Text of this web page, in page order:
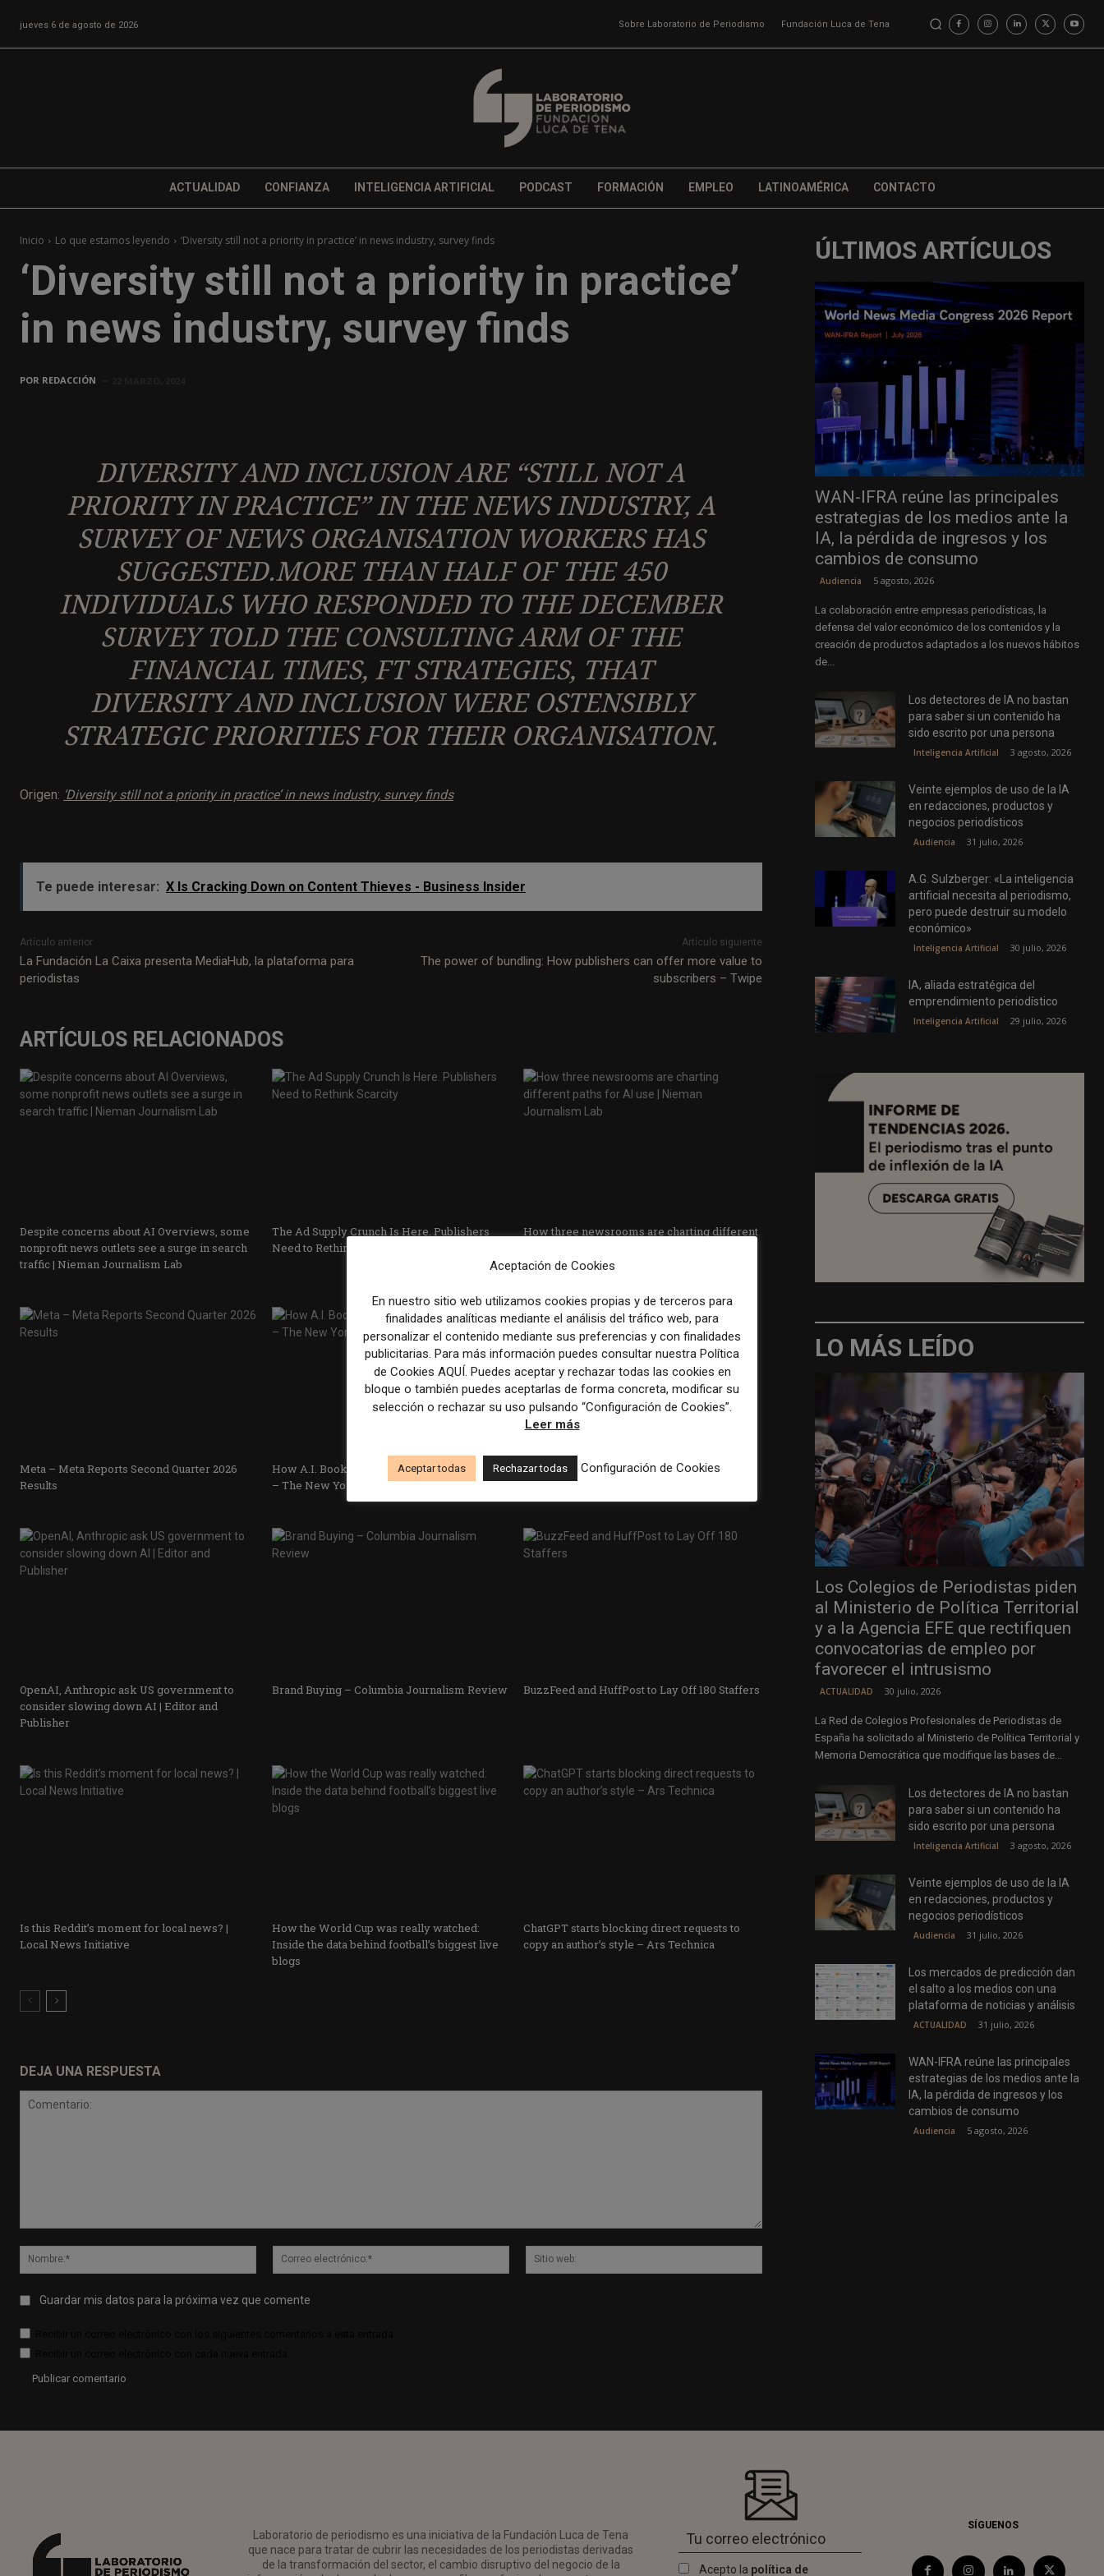
jueves 6 de agosto de 2026 Sobre Laboratorio de Periodismo Fundación Luca de Tena
ACTUALIDAD CONFIANZA INTELIGENCIA ARTIFICIAL PODCAST FORMACIÓN EMPLEO LATINOAMÉRICA CONTACTO
Inicio Lo que estamos leyendo ‘Diversity still not a priority in practice’ in news industry, survey finds
‘Diversity still not a priority in practice’
in news industry, survey finds
POR REDACCIÓN
DIVERSITY AND INCLUSION ARE “STILL NOT A
PRIORITY IN PRACTICE” IN THE NEWS INDUSTRY, A
SURVEY OF NEWS ORGANISATION WORKERS HAS
SUGGESTED.MORE THAN HALF OF THE 450
INDIVIDUALS WHO RESPONDED TO THE DECEMBER
SURVEY TOLD THE CONSULTING ARM OF THE
FINANCIAL TIMES, FT STRATEGIES, THAT
DIVERSITY AND INCLUSION WERE OSTENSIBLY
STRATEGIC PRIORITIES FOR THEIR ORGANISATION.
Origen: ‘Diversity still not a priority in practice’ in news industry, survey finds
Te puede interesar: X Is Cracking Down on Content Thieves - Business Insider
Artículo anterior
La Fundación La Caixa presenta MediaHub, la plataforma para
periodistas
Artículo siguiente
The power of bundling: How publishers can offer more value to
subscribers – Twipe
ARTÍCULOS RELACIONADOS
Despite concerns about AI Overviews, some
nonprofit news outlets see a surge in search
traffic | Nieman Journalism Lab
The Ad Supply Crunch Is Here. Publishers
Need to Rethink Scarcity
How three newsrooms are charting different
Meta – Meta Reports Second Quarter 2026
Results
How A.I. Books Sneak Their Way Into Stores
– The New York Times
20/20 True Crime Subscription Launches on
Apple Podcasts, New Luigi Mangione Series
OpenAI, Anthropic ask US government to
consider slowing down AI | Editor and
Publisher
Brand Buying – Columbia Journalism Review BuzzFeed and HuffPost to Lay Off 180 Staffers
Is this Reddit’s moment for local news? |
Local News Initiative
How the World Cup was really watched:
Inside the data behind football’s biggest live
blogs
ChatGPT starts blocking direct requests to
copy an author’s style – Ars Technica
DEJA UNA RESPUESTA
Nombre:*
Correo
Guardar mis datos para la próxima vez que comente
ÚLTIMOS ARTÍCULOS
WAN-IFRA reúne las principales
estrategias de los medios ante la
IA, la pérdida de ingresos y los
cambios de consumo
Audiencia 5 agosto, 2026
La colaboración entre empresas periodísticas, la
defensa del valor económico de los contenidos y la
creación de productos adaptados a los nuevos hábitos
de...
Los detectores de IA no bastan
para saber si un contenido ha
sido escrito por una persona
Inteligencia Artificial 3 agosto, 2026
Veinte ejemplos de uso de la IA
en redacciones, productos y
negocios periodísticos
Audiencia 31 julio, 2026
A.G. Sulzberger: «La inteligencia
artificial necesita al periodismo,
pero puede destruir su modelo
económico»
Inteligencia Artificial 30 julio, 2026
IA, aliada estratégica del
emprendimiento periodístico
Inteligencia Artificial 29 julio, 2026
LO MÁS LEÍDO
Los Colegios de Periodistas piden
al Ministerio de Política Territorial
y a la Agencia EFE que rectifiquen
convocatorias de empleo por
favorecer el intrusismo
ACTUALIDAD 30 julio, 2026
La Red de Colegios Profesionales de Periodistas de
España ha solicitado al Ministerio de Política Territorial y
Memoria Democrática que modifique las bases de...
Los detectores de IA no bastan
para saber si un contenido ha
sido escrito por una persona
Inteligencia Artificial 3 agosto, 2026
Veinte ejemplos de uso de la IA
en redacciones, productos y
negocios periodísticos
Audiencia 31 julio, 2026
Los mercados de predicción dan
el salto a los medios con una
plataforma de noticias y análisis
ACTUALIDAD 31 julio, 2026
WAN-IFRA reúne las principales
estrategias de los medios ante la
IA, la pérdida de ingresos y los
cambios de consumo
Audiencia 5 agosto, 2026
Laboratorio de periodismo es una iniciativa de la Fundación Luca de Tena
que nace para tratar de cubrir las necesidades de los periodistas derivadas
de la transformación del sector, el cambio disruptivo del negocio de la
Acepto la política de
SÍGUENOS
Aceptación de Cookies
En nuestro sitio web utilizamos cookies propias y de terceros para
finalidades analíticas mediante el análisis del tráfico web, para
personalizar el contenido mediante sus preferencias y con finalidades
publicitarias. Para más información puedes consultar nuestra Política
de Cookies AQUÍ. Puedes aceptar y rechazar todas las cookies en
bloque o también puedes aceptarlas de forma concreta, modificar su
selección o rechazar su uso pulsando “Configuración de Cookies”.
Leer más
Aceptar todas Rechazar todas Configuración de Cookies